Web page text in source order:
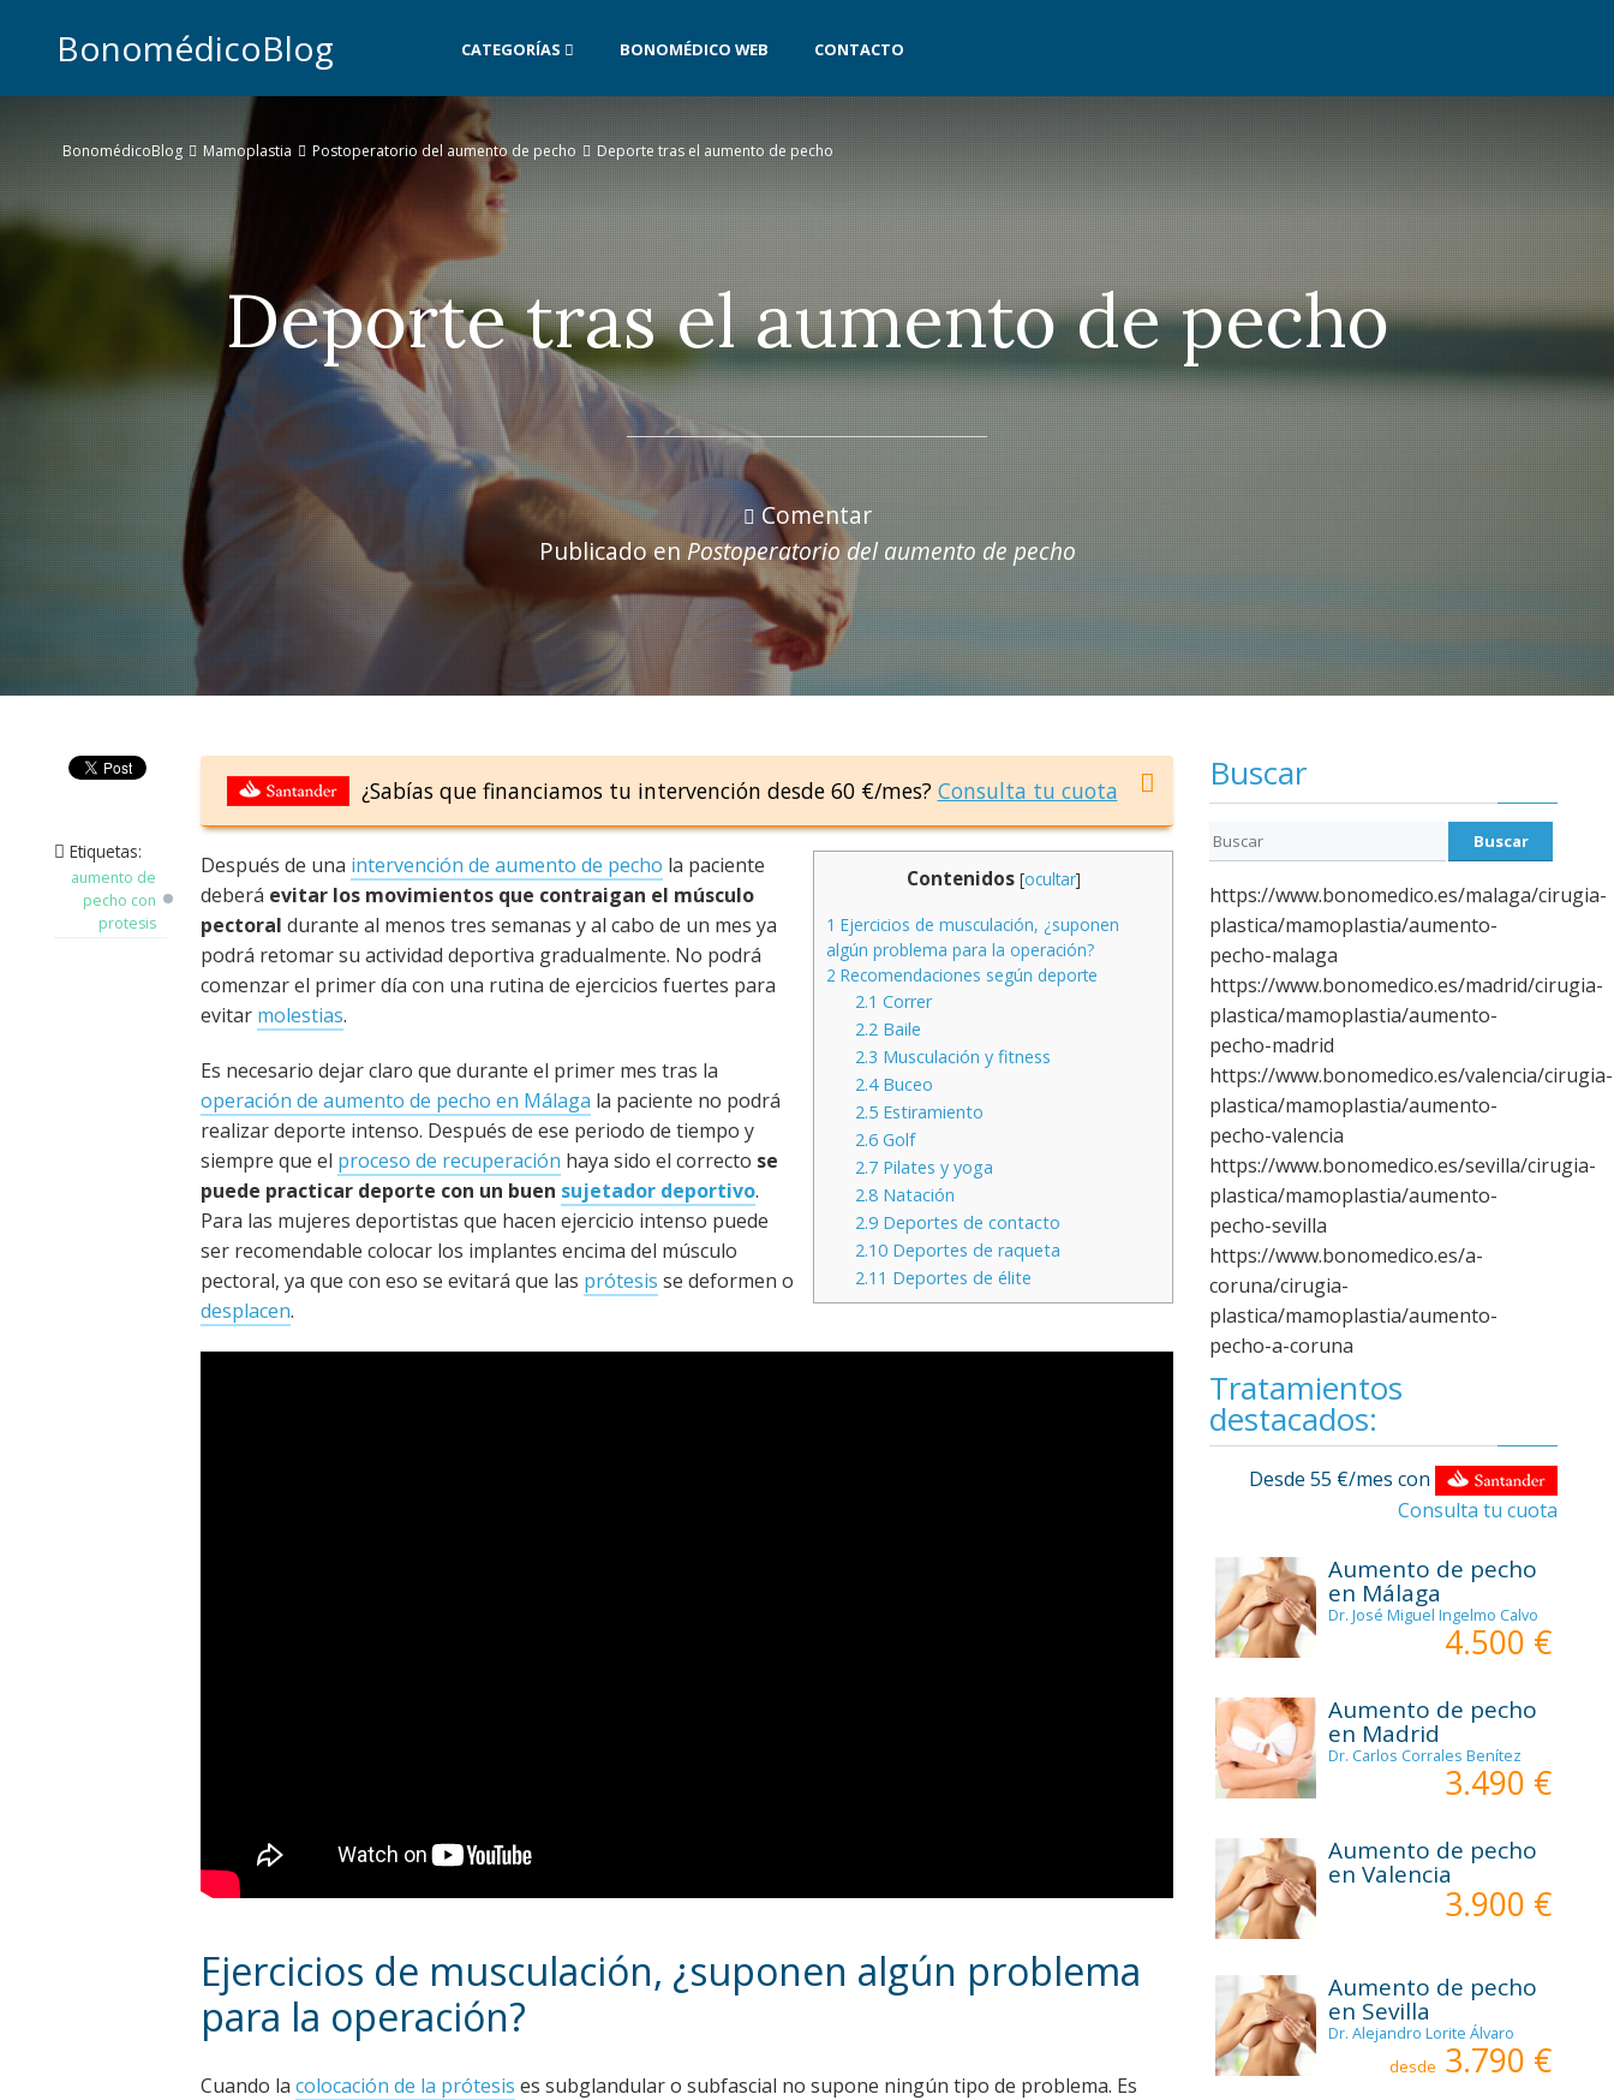
BonomédicoBlog CATEGORÍAS BONOMÉDICO WEB CONTACTO
BonomédicoBlog Mamoplastia Postoperatorio del aumento de pecho Deporte tras el aumento de pecho
Deporte tras el aumento de pecho
Comentar
Publicado enPostoperatorio del aumento de pecho
Etiquetas:
aumento de
pecho con
protesis
¿Sabías que financiamos tu intervención desde 60 €/mes? Consulta tu cuota
Contenidos [ocultar]
1 Ejercicios de musculación, ¿suponen
algún problema para la operación?
2 Recomendaciones según deporte
2.1 Correr
2.2 Baile
2.3 Musculación y fitness
2.4Buceo
2.5 Estiramiento
2.6 Golf
2.7 Pilates y yoga
2.8 Natación
2.9 Deportes de contacto
2.10 Deportes de raqueta
2.11 Deportes de élite
Después de una intervención de aumento de pecho la paciente
deberá evitar los movimientos que contraigan el músculo
pectoral durante al menos tres semanas y al cabo de un mes ya
podrá retomar su actividad deportiva gradualmente. No podrá
comenzar el primer día con una rutina de ejercicios fuertes para
evitar molestias.
Es necesario dejar claro que durante el primer mes tras la
operación de aumento de pecho en Málaga la paciente no podrá
realizar deporte intenso. Después de ese periodo de tiempo y
siempre que el proceso de recuperación haya sido el correcto se
puede practicar deporte con un buen sujetador deportivo.
Para las mujeres deportistas que hacen ejercicio intenso puede
ser recomendable colocar los implantes encima del músculo
pectoral, ya que con eso se evitará que las prótesis se deformen o
desplacen.
Ejercicios de musculación, ¿suponen algún problema
para la operación?
Cuando la colocación de la prótesis es subglandular o subfascial no supone ningún tipo de problema. Es
Buscar
https://www.bonomedico.es/malaga/cirugia-
plastica/mamoplastia/aumento-
pecho-malaga
https://www.bonomedico.es/madrid/cirugia-
plastica/mamoplastia/aumento-
pecho-madrid
https://www.bonomedico.es/valencia/cirugia-
plastica/mamoplastia/aumento-
pecho-valencia
https://www.bonomedico.es/sevilla/cirugia-
plastica/mamoplastia/aumento-
pecho-sevilla
https://www.bonomedico.es/a-
coruna/cirugia-
plastica/mamoplastia/aumento-
pecho-a-coruna
Tratamientos
destacados:
Desde 55 €/mes con
Consulta tu cuota
Aumento de pecho
en Málaga
Dr. José Miguel Ingelmo Calvo
4.500 €
Aumento de pecho
en Madrid
Dr. Carlos Corrales Benítez
3.490 €
Aumento de pecho
en Valencia
3.900 €
Aumento de pecho
en Sevilla
Dr. Alejandro Lorite Álvaro
desde 3.790 €